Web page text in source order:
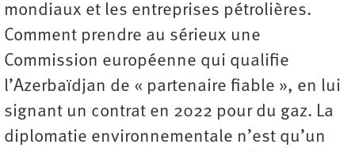
mondiaux et les entreprises pétrolières.
Comment prendre au sérieux une
Commission européenne qui qualifie
l’Azerbaïdjan de ­« ­partenaire fiable », en lui
signant un contrat en 2022 pour du gaz. La
diplomatie environnementale n’est qu’un